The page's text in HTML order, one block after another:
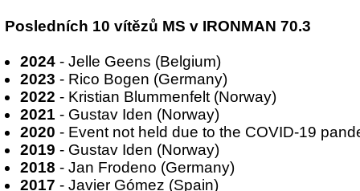
Posledních 10 vítězů MS v IRONMAN 70.3
2024 - Jelle Geens (Belgium)
2023 - Rico Bogen (Germany)
2022 - Kristian Blummenfelt (Norway)
2021 - Gustav Iden (Norway)
2020 - Event not held due to the COVID-19
2019 - Gustav Iden (Norway)
2018 - Jan Frodeno (Germany)
2017 - Javier Gómez (Spain)